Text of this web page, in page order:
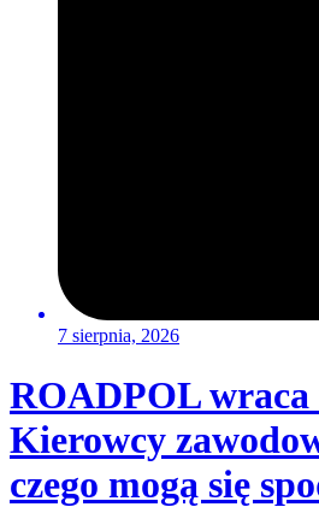
7 sierpnia, 2026
ROADPOL wraca
Kierowcy
czego mogą się